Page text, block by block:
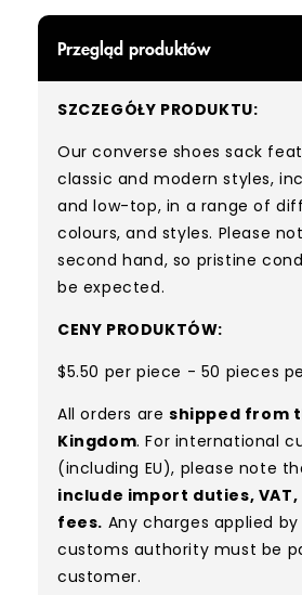
Przegląd produktów
SZCZEGÓŁY PRODUKTU:
Our converse shoes sack
classic and modern styles,
and low-top, in a range of
colours, and styles. Please
second hand, so pristine
be expected.
CENY PRODUKTÓW:
$5.50 per piece - 50 pieces
All orders are shipped from
Kingdom. For international
(including EU), please note
include import duties,
fees. Any charges applied
customs authority must be
customer.